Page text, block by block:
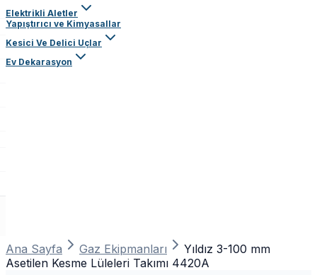
Elektrikli Aletler
Yapıştırıcı ve Kimyasallar
Kesici Ve Delici Uçlar
Ev Dekarasyon
Ana Sayfa Gaz Ekipmanları
Yıldız 3-100 mm
Asetilen Kesme Lüleleri Takımı 4420A